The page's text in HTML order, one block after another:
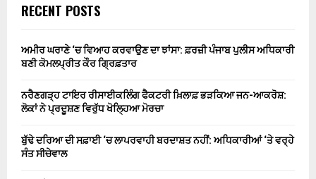
RECENT POSTS
ਅਮੀਰ ਘਰਾਣੇ ‘ਚ ਵਿਆਹ ਕਰਵਾਉਣ ਦਾ ਝਾਂਸਾ: ਫ਼ਰਜ਼ੀ ਪੰਜਾਬ ਪੁਲੀਸ ਅਧਿਕਾਰੀ
ਬਣੀ ਕੋਮਲਪ੍ਰੀਤ ਕੌਰ ਗ੍ਰਿਫ਼ਤਾਰ
ਨਰੈਣਗੜ੍ਹ ਟਾਇਰ ਰੀਸਾਈਕਲਿੰਗ ਫੈਕਟਰੀ ਖ਼ਿਲਾਫ਼ ਭੜਕਿਆ ਜਨ-ਆਕਰੋਸ਼:
ਲੋਕਾਂ ਨੇ ਪ੍ਰਦੂਸ਼ਣ ਵਿਰੁੱਧ ਖੋਲ੍ਹਿਆ ਮੋਰਚਾ
ਬੁੱਢੇ ਦਰਿਆ ਦੀ ਸਫ਼ਾਈ ‘ਚ ਲਾਪਰਵਾਹੀ ਬਰਦਾਸ਼ਤ ਨਹੀਂ: ਅਧਿਕਾਰੀਆਂ ‘ਤੇ ਵਰ੍ਹੇ
ਸੰਤ ਸੀਚੇਵਾਲ